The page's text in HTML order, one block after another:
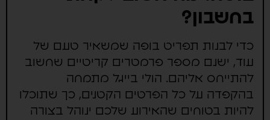
בחשבון?
כדי לבנות תפריט בופה שמשאיר טעם של
עוד, ישנם מספר פרמטרים קריטיים שחשוב
להתייחס אליהם. הולי בייגל מתמחה
בהקפדה על כל הפרטים הקטנים, כך שתוכלו
להיות בטוחים שהאירוע שלכם ינוהל בצורה